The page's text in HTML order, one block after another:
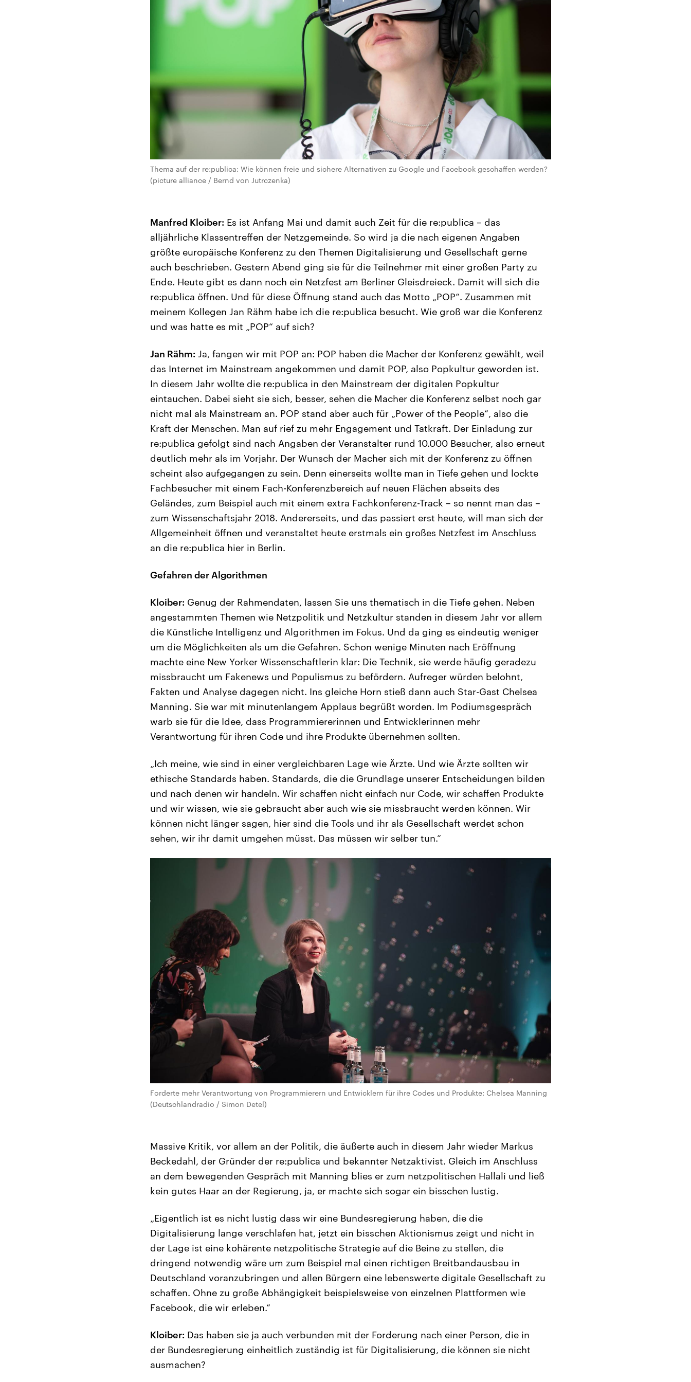
Thema auf der re:publica: Wie können freie und sichere Alternativen zu Google und Facebook geschaffen werden?
(picture alliance / Bernd von Jutrczenka)
Manfred Kloiber: Es ist Anfang Mai und damit auch Zeit für die re:publica – das
alljährliche Klassentreffen der Netzgemeinde. So wird ja die nach eigenen Angaben
größte europäische Konferenz zu den Themen Digitalisierung und Gesellschaft gerne
auch beschrieben. Gestern Abend ging sie für die Teilnehmer mit einer großen Party zu
Ende. Heute gibt es dann noch ein Netzfest am Berliner Gleisdreieck. Damit will sich die
re:publica öffnen. Und für diese Öffnung stand auch das Motto „POP“. Zusammen mit
meinem Kollegen Jan Rähm habe ich die re:publica besucht. Wie groß war die Konferenz
und was hatte es mit „POP“ auf sich?
Jan Rähm: Ja, fangen wir mit POP an: POP haben die Macher der Konferenz gewählt, weil
das Internet im Mainstream angekommen und damit POP, also Popkultur geworden ist.
In diesem Jahr wollte die re:publica in den Mainstream der digitalen Popkultur
eintauchen. Dabei sieht sie sich, besser, sehen die Macher die Konferenz selbst noch gar
nicht mal als Mainstream an. POP stand aber auch für „Power of the People“, also die
Kraft der Menschen. Man auf rief zu mehr Engagement und Tatkraft. Der Einladung zur
re:publica gefolgt sind nach Angaben der Veranstalter rund 10.000 Besucher, also erneut
deutlich mehr als im Vorjahr. Der Wunsch der Macher sich mit der Konferenz zu öffnen
scheint also aufgegangen zu sein. Denn einerseits wollte man in Tiefe gehen und lockte
Fachbesucher mit einem Fach-Konferenzbereich auf neuen Flächen abseits des
Geländes, zum Beispiel auch mit einem extra Fachkonferenz-Track – so nennt man das –
zum Wissenschaftsjahr 2018. Andererseits, und das passiert erst heute, will man sich der
Allgemeinheit öffnen und veranstaltet heute erstmals ein großes Netzfest im Anschluss
an die re:publica hier in Berlin.
Gefahren der Algorithmen
Kloiber: Genug der Rahmendaten, lassen Sie uns thematisch in die Tiefe gehen. Neben
angestammten Themen wie Netzpolitik und Netzkultur standen in diesem Jahr vor allem
die Künstliche Intelligenz und Algorithmen im Fokus. Und da ging es eindeutig weniger
um die Möglichkeiten als um die Gefahren. Schon wenige Minuten nach Eröffnung
machte eine New Yorker Wissenschaftlerin klar: Die Technik, sie werde häufig geradezu
missbraucht um Fakenews und Populismus zu befördern. Aufreger würden belohnt,
Fakten und Analyse dagegen nicht. Ins gleiche Horn stieß dann auch Star-Gast Chelsea
Manning. Sie war mit minutenlangem Applaus begrüßt worden. Im Podiumsgespräch
warb sie für die Idee, dass Programmiererinnen und Entwicklerinnen mehr
Verantwortung für ihren Code und ihre Produkte übernehmen sollten.
„Ich meine, wie sind in einer vergleichbaren Lage wie Ärzte. Und wie Ärzte sollten wir
ethische Standards haben. Standards, die die Grundlage unserer Entscheidungen bilden
und nach denen wir handeln. Wir schaffen nicht einfach nur Code, wir schaffen Produkte
und wir wissen, wie sie gebraucht aber auch wie sie missbraucht werden können. Wir
können nicht länger sagen, hier sind die Tools und ihr als Gesellschaft werdet schon
sehen, wir ihr damit umgehen müsst. Das müssen wir selber tun.“
Forderte mehr Verantwortung von Programmierern und Entwicklern für ihre Codes und Produkte: Chelsea Manning
(Deutschlandradio / Simon Detel)
Massive Kritik, vor allem an der Politik, die äußerte auch in diesem Jahr wieder Markus
Beckedahl, der Gründer der re:publica und bekannter Netzaktivist. Gleich im Anschluss
an dem bewegenden Gespräch mit Manning blies er zum netzpolitischen Hallali und ließ
kein gutes Haar an der Regierung, ja, er machte sich sogar ein bisschen lustig.
„Eigentlich ist es nicht lustig dass wir eine Bundesregierung haben, die die
Digitalisierung lange verschlafen hat, jetzt ein bisschen Aktionismus zeigt und nicht in
der Lage ist eine kohärente netzpolitische Strategie auf die Beine zu stellen, die
dringend notwendig wäre um zum Beispiel mal einen richtigen Breitbandausbau in
Deutschland voranzubringen und allen Bürgern eine lebenswerte digitale Gesellschaft zu
schaffen. Ohne zu große Abhängigkeit beispielsweise von einzelnen Plattformen wie
Facebook, die wir erleben.“
Kloiber: Das haben sie ja auch verbunden mit der Forderung nach einer Person, die in
der Bundesregierung einheitlich zuständig ist für Digitalisierung, die können sie nicht
ausmachen?